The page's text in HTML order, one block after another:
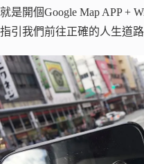
就是開個Google Map APP +
指引我們前往正確的人生道路